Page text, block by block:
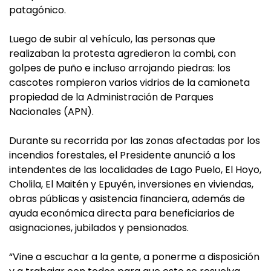
patagónico.
Luego de subir al vehículo, las personas que
realizaban la protesta agredieron la combi, con
golpes de puño e incluso arrojando piedras: los
cascotes rompieron varios vidrios de la camioneta
propiedad de la Administración de Parques
Nacionales (APN).
Durante su recorrida por las zonas afectadas por los
incendios forestales, el Presidente anunció a los
intendentes de las localidades de Lago Puelo, El Hoyo,
Cholila, El Maitén y Epuyén, inversiones en viviendas,
obras públicas y asistencia financiera, además de
ayuda económica directa para beneficiarios de
asignaciones, jubilados y pensionados.
“Vine a escuchar a la gente, a ponerme a disposición